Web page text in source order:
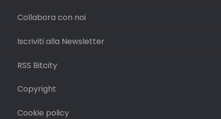
Collabora con noi
Iscriviti alla Newsletter
RSS Bitcity
Copyright
Cookie policy